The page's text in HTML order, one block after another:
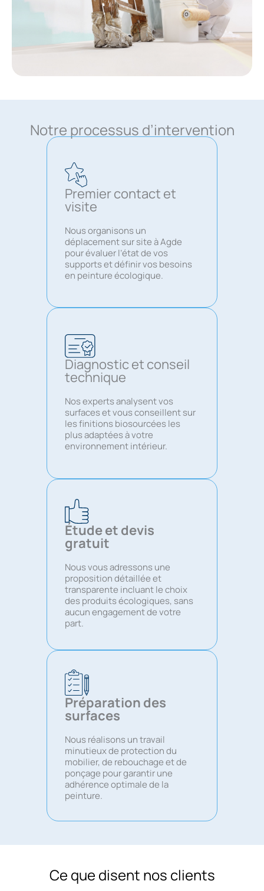
Notre processus d’intervention
Premier contact et
visite
Nous organisons un
déplacement sur site à Agde
pour évaluer l’état de vos
supports et définir vos besoins
en peinture écologique.
Diagnostic et conseil
technique
Nos experts analysent vos
surfaces et vous conseillent sur
les finitions biosourcées les
plus adaptées à votre
environnement intérieur.
Étude et devis
gratuit
Nous vous adressons une
proposition détaillée et
transparente incluant le choix
des produits écologiques, sans
aucun engagement de votre
part.
Préparation des
surfaces
Nous réalisons un travail
minutieux de protection du
mobilier, de rebouchage et de
ponçage pour garantir une
adhérence optimale de la
peinture.
Ce que disent nos clients